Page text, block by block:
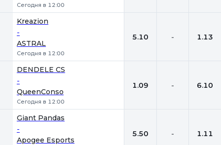
Сегодня в 12:00
Kreazion
-
ASTRAL
Сегодня в 12:00
5.10 - 1.13
DENDELE CS
-
QueenConso
Сегодня в 12:00
1.09 - 6.10
Giant Pandas
-
Apogee Esports
5.50 - 1.11